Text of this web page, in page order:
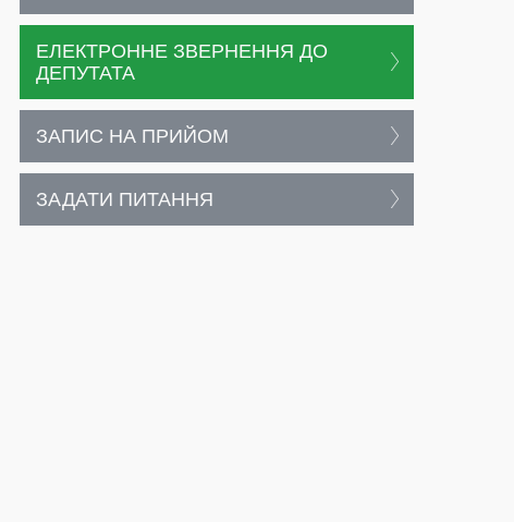
ЕЛЕКТРОННЕ ЗВЕРНЕННЯ ДО
ДЕПУТАТА
ЗАПИС НА ПРИЙОМ
ЗАДАТИ ПИТАННЯ